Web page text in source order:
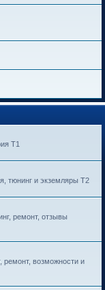
T1
тюнинг и экземляры T2
ремонт, отзывы
ремонт, возможности и